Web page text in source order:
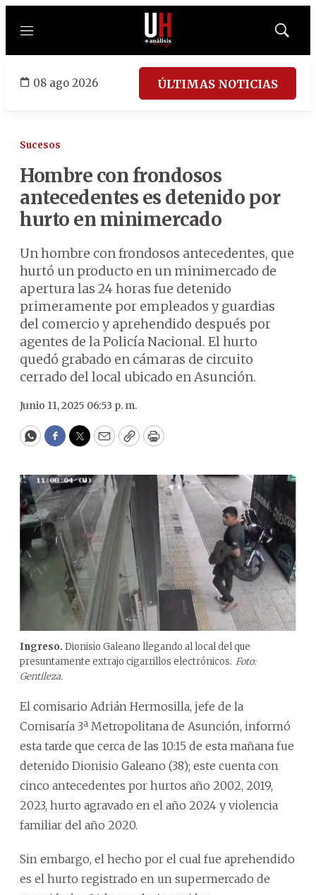
Menú
Mostrar
08 ago 2026 ÚLTIMAS NOTICIAS
Sucesos
Hombre con frondosos
antecedentes es detenido por
hurto en minimercado
Un hombre con frondosos antecedentes, que
hurtó un producto en un minimercado de
apertura las 24 horas fue detenido
primeramente por empleados y guardias
del comercio y aprehendido después por
agentes de la Policía Nacional. El hurto
quedó grabado en cámaras de circuito
cerrado del local ubicado en Asunción.
Junio 11, 2025 06:53 p. m.
WhatsApp
Facebook
Twitter
EmailCopyPrint
Ingreso. Dionisio Galeano llegando al local del que
presuntamente extrajo cigarrillos electrónicos. Foto:
Gentileza.
El comisario Adrián Hermosilla, jefe de la
Comisaría 3ª Metropolitana de Asunción, informó
esta tarde que cerca de las 10:15 de esta mañana fue
detenido Dionisio Galeano (38); este cuenta con
cinco antecedentes por hurtos año 2002, 2019,
2023, hurto agravado en el año 2024 y violencia
familiar del año 2020.
Sin embargo, el hecho por el cual fue aprehendido
es el hurto registrado en un supermercado de